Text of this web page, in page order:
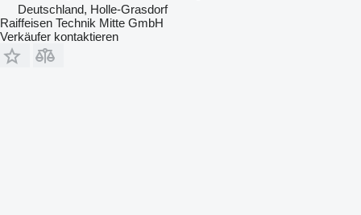
Deutschland, Holle-Grasdorf
Raiffeisen Technik Mitte GmbH
Verkäufer kontaktieren